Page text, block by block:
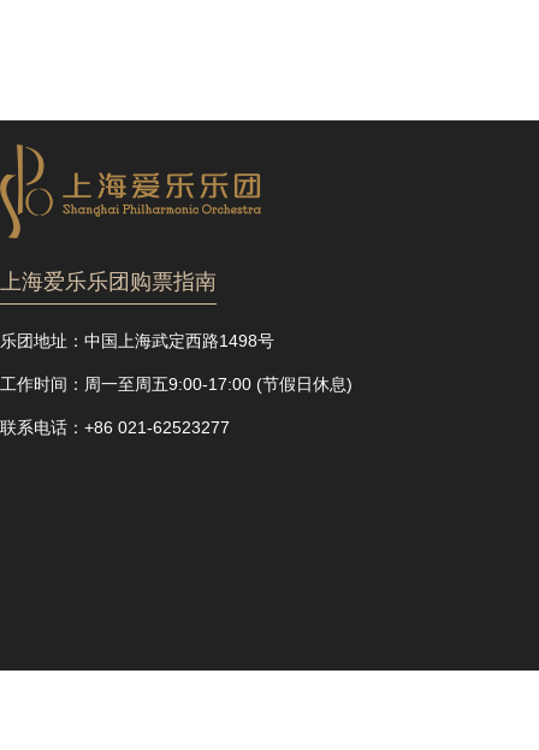
上海爱乐乐团购票指南
乐团地址： 中国上海武定西路1498号
工作时间： 周一至周五9:00-17:00 (节假日休息)
联系电话： +86 021-62523277